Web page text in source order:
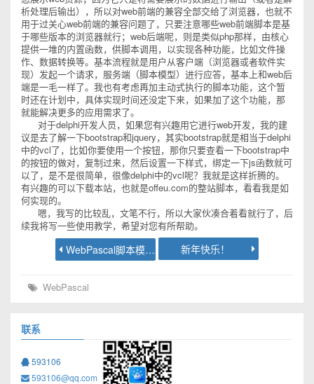
析处理后输出），所以对web前端的兼容全部交给了浏览器，也就不
用于过关心web前端的兼容问题了，只要注意哪些web前端脚本是基
于哪些版本的浏览器就行；web后端呢，则是类似php那样，由核心
提供一堆的内置函数，供脚本调用，以实现各种功能，比如文件操
作、数据转换等。基本流程就是用户从客户端（浏览器或者软件实
现）发起一个请求，服务端（脚本模型）进行应答，基本上和web后
端是一毛一样了。我也有考虑再加主动式执行的脚本功能，这个暂
时还在计划中，具体实现时间还没定下来，如果加了这个功能，那
就能解决更多的应用需求了。
对于delphi开发人员，如果您有兴趣用它进行web开发，我的建
议是去了解一下bootstrap和jquery，其实bootstrap就是相当于delphi
中的vcl了，比如你要使用一个按钮，那你只要查看一下bootstrap中
的按钮的做对，复制过来，然后设置一下样式，绑定一下js函数就可
以了，是不是很简单，很像delphi中的vcl呢？我就是这样折腾的。
有兴趣的可以下载本站，也就是offeu.com的整站脚本，看看我是如
何实现的。
嗯，我写的比较乱，文笔不行，所以大家伙凑合着看就行了，后
续我将写一些使用教学，希望对您有所帮助。
WebPascal脚本模型教程 - hello world 新年快乐！
WebPascal
联系
593106
593106@qq.com